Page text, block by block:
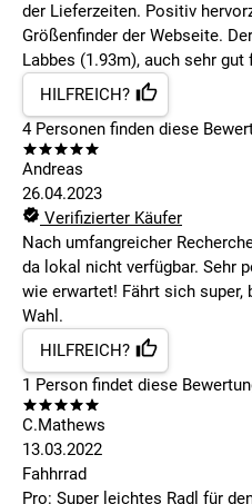
der Lieferzeiten. Positiv
Größenfinder der Webseite.
Labbes (1.93m), auch sehr
HILFREICH?
4Personen finden diese
Andreas
26.04.2023
Verifizierter Käufer
Nach umfangreicher
da lokal nicht verfügbar. Sehr
wie erwartet! Fährt sich super,
Wahl.
HILFREICH?
1 Person findet diese
C.Mathews
13.03.2022
Fahhrrad
Pro: Super leichtes Radl für